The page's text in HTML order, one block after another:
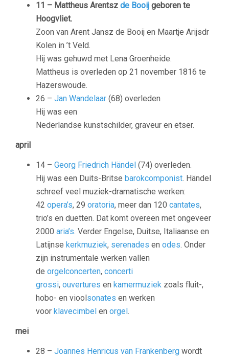
11 – Mattheus Arentsz de Booij geboren te
Hoogvliet.
Zoon van Arent Jansz de Booij en Maartje Arijsdr
Kolen in ’t Veld.
Hij was gehuwd met Lena Groenheide.
Mattheus is overleden op 21 november 1816 te
Hazerswoude.
26 – Jan Wandelaar (68) overleden
Hij was een
Nederlandse kunstschilder, graveur en etser.
april
14 – Georg Friedrich Händel (74) overleden.
Hij was een Duits-Britse barokcomponist. Händel
schreef veel muziek-dramatische werken:
42 opera’s, 29 oratoria, meer dan 120 cantates,
trio’s en duetten. Dat komt overeen met ongeveer
2000 aria’s. Verder Engelse, Duitse, Italiaanse en
Latijnse kerkmuziek, serenades en odes. Onder
zijn instrumentale werken vallen
de orgelconcerten, concerti
grossi, ouvertures en kamermuziek zoals fluit-,
hobo- en vioolsonates en werken
voor klavecimbel en orgel.
mei
28 – Joannes Henricus van Frankenberg wordt